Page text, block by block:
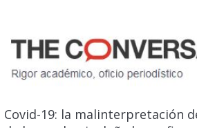
Covid-19: la malinterpretación